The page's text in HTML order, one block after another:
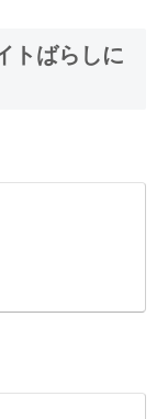
トばらしに